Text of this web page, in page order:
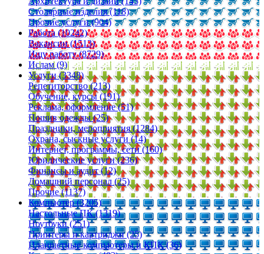
Столярные изделия (118)
Прочие услуги (904)
Работа (10242)
Вакансии (1513)
Ищу работу (8729)
Ислам (9)
Услуги (3348)
Репетиторство (213)
Обучение, курсы (191)
Реклама, оформление (51)
Пошив одежды (25)
Праздники, мероприятия (1284)
Охрана, сыскные услуги (14)
Интернет, программы, сети (160)
Юридические услуги (236)
Финансы и аудит (12)
Домашний персонал (25)
Прочие (1137)
Компьютер (3205)
Настольные ПК (1319)
Ноутбуки (251)
Принтеры и картриджи (25)
Планшетные компьютеры и КПК (36)